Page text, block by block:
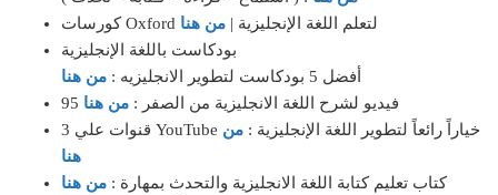
كورسات Oxford لتعلم اللغة الإنجليزية | من هنا
بودكاست باللغة الإنجليزية
أفضل 5 بودكاست لتطوير الانجليزيه :
من هنا
95 فيديو لشرح اللغة الانجليزية من الصفر : من هنا
3 قنوات علي YouTube خياراً رائعاً لتطوير اللغة الإنجليزية : من
هنا
كتاب تعليم كتابة اللغة الانجليزية والتحدث بمهارة : من هنا